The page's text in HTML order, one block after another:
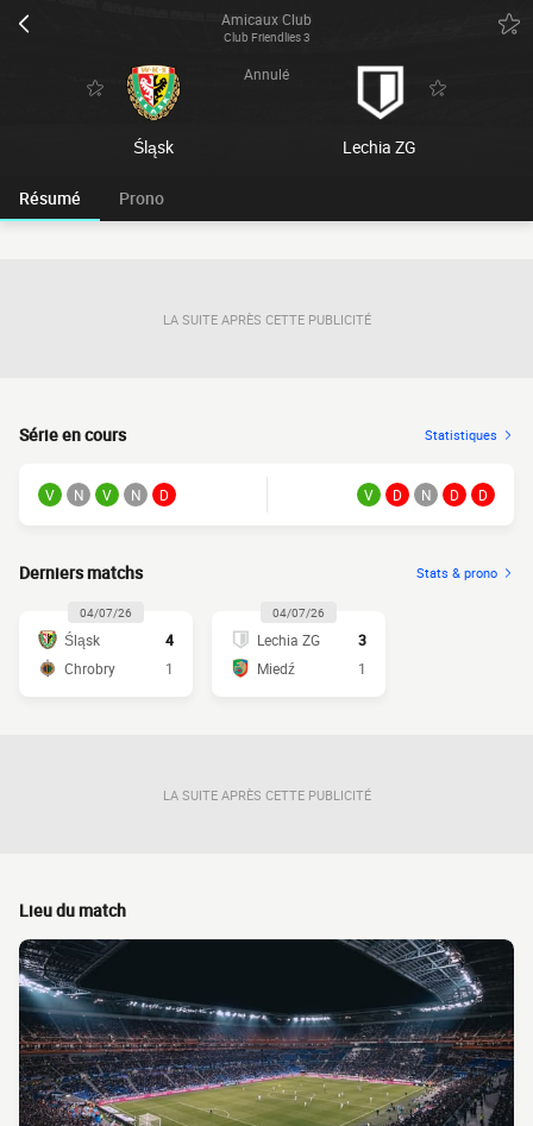
Amicaux Club
Club Friendlies 3
Śląsk
Annulé
Lechia ZG
Résumé Prono
LA SUITE APRÈS CETTE PUBLICITÉ
Série en cours Statistiques
V N V N D V D N D D
Derniers matchs Stats & prono
04/07/26
Śląsk
4
Chrobry
1
04/07/26
Lechia ZG
3
Miedź
1
LA SUITE APRÈS CETTE PUBLICITÉ
Lieu du match